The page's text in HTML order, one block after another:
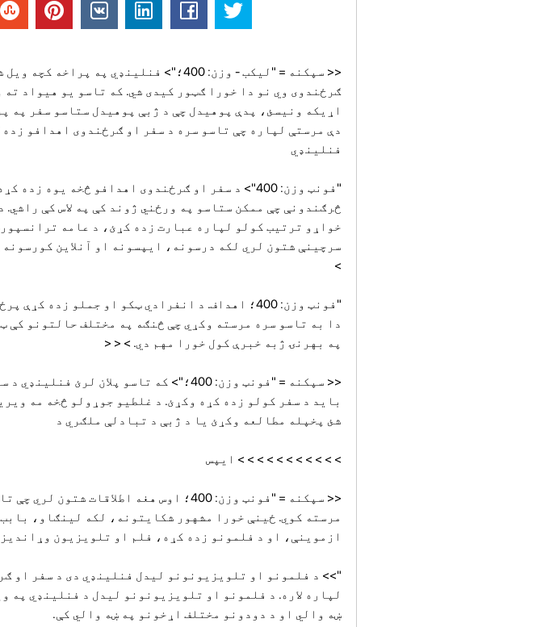
<< سپکنه = "لیکب - وزن: 400؛"> فنلینډي
ګرځندوی وي نو دا خورا ګټور کیدی شي. که تاسو یو هیواد
اړیکه ونیسئ، پدې پوهیدل چې د ژبې پوهیدل ستاسو سفر په
دې مرستې لپاره چې تاسو سره د سفر او ګرځندوی اهدافو
فنلینډي
"فونټ وزن: 400"> د سفر او ګرځندوی اهدافو څخه
څرګندونې چې ممکن ستاسو په ورځني ژوند کې په لاس کې
خواړو ترتیب کولو لپاره عبارت زده کړئ، د عامه
سرچینې شتون لري لکه درسونه، ایپسونه او آنلاین
>
"فونټ وزن: 400؛ اهداف. د انفرادي ټکو او جملو
دا به تاسو سره مرسته وکړي چې څنګه په مختلف حالتونو کې
په بهرنۍ ژبه خبرې کول خورا مهم دي. > < <
<< سپکنه = "فونټ وزن: 400؛"> که تاسو پلان
باید د سفر کولو زده کړه وکړئ. د غلطیو جوړولو څخه مه
شئ پخپله مطالعه وکړئ یا د ژبې د تبادلې ملګري د
> > > > > > > > > > > ایپس
<< سپکنه = "فونټ وزن: 400؛ اوس هغه
مرسته کوي. ځینې ​​خورا مشهور شکایتونه، لکه لینګاو،
ازموینې، او د فلمونو زده کړه، فلم او تلویزیون
">> د فلمونو او تلویزیونونو لیدل فنلینډي دی د سفر او
لپاره لاره. د فلمونو او تلویزیونونو لیدل د فنلینډي په
ښه والي او د دودونو مختلف اړخونو په ښه والي کې.